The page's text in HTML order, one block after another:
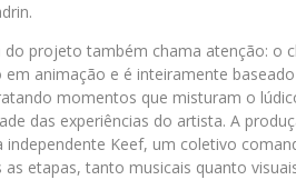
do projeto também chama atenção: o
em animação e é inteiramente
momentos que misturam o
das experiências do artista. A
independente Keef, um coletivo
as etapas, tanto musicais quanto